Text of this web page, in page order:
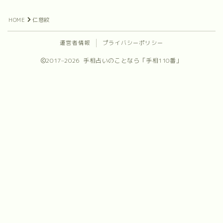
HOME 仁慈紋
運営者情報 プライバシーポリシー
2017–2026 手相占いのことなら「手相110番」